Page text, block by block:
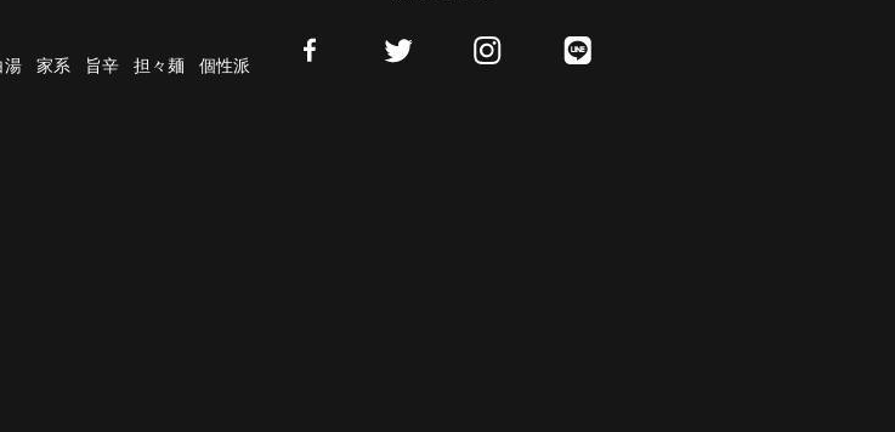
湯 家系 旨辛 担々麺
個性派